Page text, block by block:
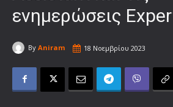
ενημερώσεις
By Aniram 18 Νοεμβρίου 2023